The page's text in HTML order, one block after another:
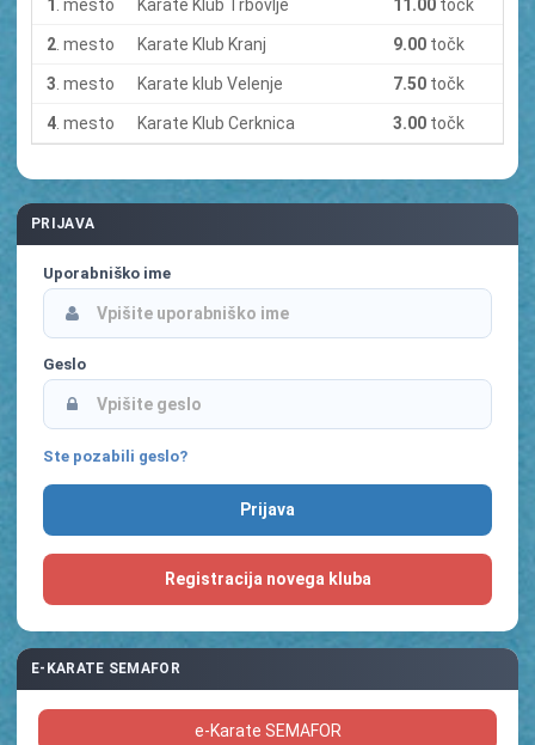
1 . mesto Karate Klub Trbovlje 11.00 točk
2. mesto Karate Klub Kranj 9.00 točk
3 . mesto Karate klub Velenje 7.50 točk
4. mesto Karate Klub Cerknica 3.00 točk
PRIJAVA
Uporabniško ime
Geslo
Ste pozabili geslo?
Registracija novega kluba
E-KARATE SEMAFOR
e-Karate SEMAFOR